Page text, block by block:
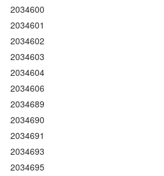
2034600
2034601
2034602
2034603
2034604
2034606
2034689
2034690
2034691
2034693
2034695